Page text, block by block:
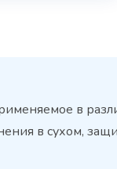
в
в сухом,